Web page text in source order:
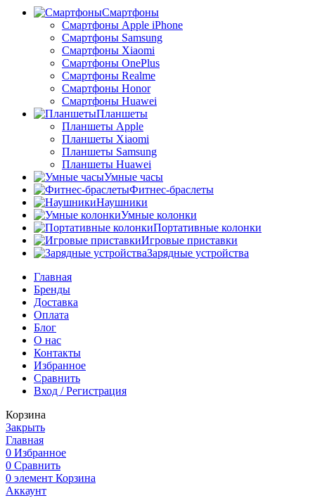
Смартфоны
Смартфоны Apple iPhone
Смартфоны Samsung
Смартфоны Xiaomi
Смартфоны OnePlus
Смартфоны Realme
Смартфоны Honor
Смартфоны Huawei
Планшеты
Планшеты Apple
Планшеты Xiaomi
Планшеты Samsung
Планшеты Huawei
Умные часы
Фитнес-браслеты
Наушники
Умные колонки
Портативные колонки
Игровые приставки
Зарядные устройства
Главная
Бренды
Доставка
Оплата
Блог
О нас
Контакты
Избранное
Сравнить
Вход / Регистрация
Корзина
Закрыть
Главная
0 Избранное
0 Сравнить
0 элемент Корзина
Аккаунт